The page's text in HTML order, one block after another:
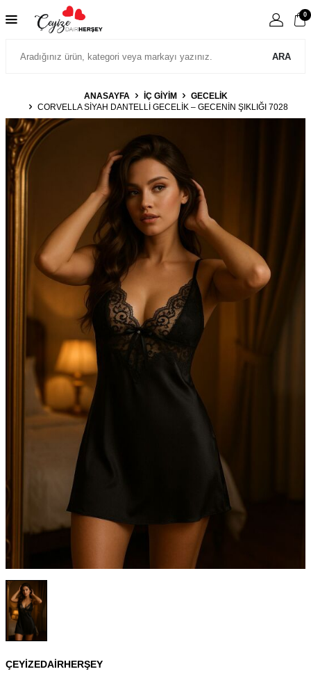
ARA
0
ANASAYFA İÇ GIYIM
GECELIK
CORVELLA SIYAH DANTELLI GECELIK – GECENIN ŞIKLIĞI 7028
ÇEYIZEDAIRHERŞEY